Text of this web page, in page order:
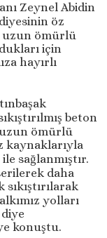
Zeynel Abidin
öz
uzun ömürlü
için
hayırlı
beton
uzun ömürlü
kaynaklarıyla
sağlanmıştır.
daha
yolları
konuştu.